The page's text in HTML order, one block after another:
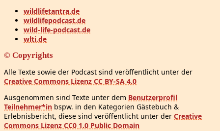
wildlifetantra.de
wildlifepodcast.de
wild-life-podcast.de
wlti.de
© Copyrights
Alle Texte sowie der Podcast sind veröffentlicht unter der
Creative Commons Lizenz CC BY-SA 4.0
Ausgenommen sind Texte unter dem Benutzerprofil
Teilnehmer*in bspw. in den Kategorien Gästebuch &
Erlebnisbericht, diese sind veröffentlicht unter der Creative
Commons Lizenz CC0 1.0 Public Domain